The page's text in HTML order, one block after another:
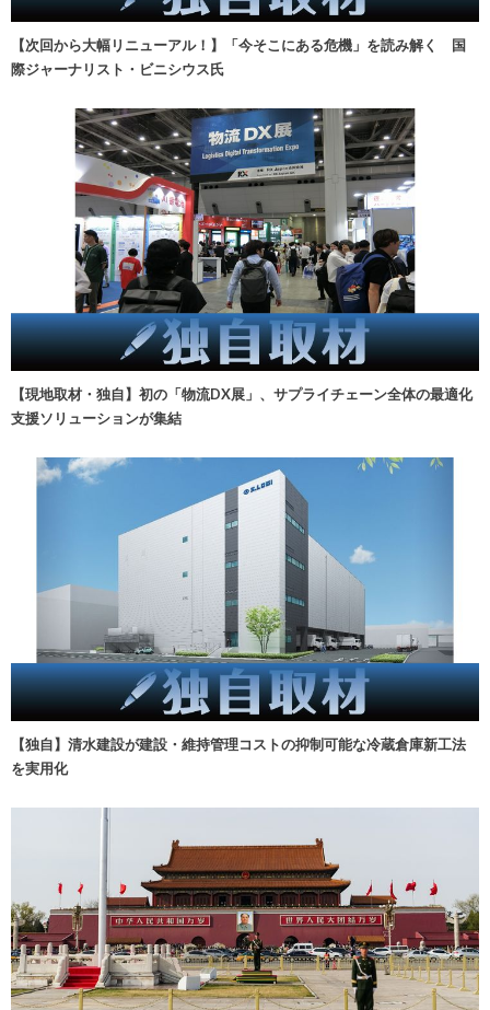
【次回から大幅リニューアル！】「今そこにある危機」を読み解く 国
際ジャーナリスト・ビニシウス氏
【現地取材・独自】初の「物流DX展」、サプライチェーン全体の最適化
支援ソリューションが集結
【独自】清水建設が建設・維持管理コストの抑制可能な冷蔵倉庫新工法
を実用化